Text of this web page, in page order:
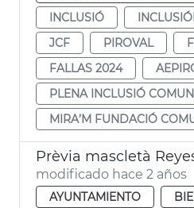
INCLUSIÓ
JCF
PIROVAL
FALLAS 2024
PLENA INCLUSIÓ
MIRA’M FUNDACIÓ
Prèvia mascletà
modificado hace 2 años
AYUNTAMIENTO